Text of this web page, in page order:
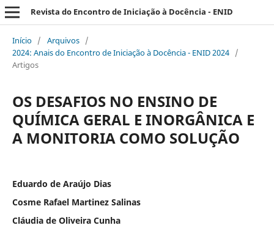
Revista do Encontro de Iniciação à Docência - ENID
Início / Arquivos /
2024: Anais do Encontro de Iniciação à Docência - ENID 2024 /
Artigos
OS DESAFIOS NO ENSINO DE
QUÍMICA GERAL E INORGÂNICA E
A MONITORIA COMO SOLUÇÃO
Eduardo de Araújo Dias
Cosme Rafael Martinez Salinas
Cláudia de Oliveira Cunha